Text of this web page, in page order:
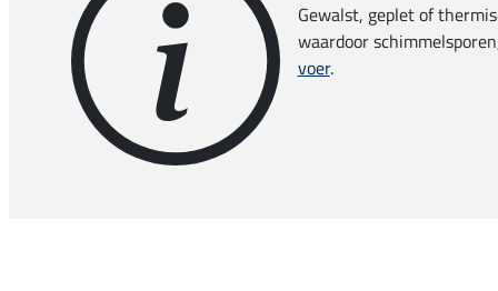
Gewalst, geplet of
waardoor
voer.